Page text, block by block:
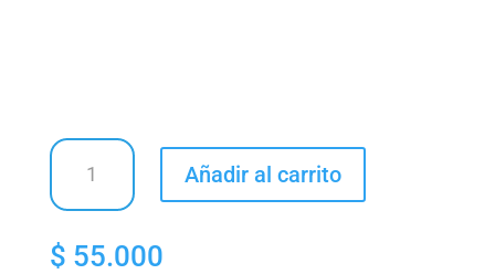
GEL
HIDRATANTE
PENKALOE
Añadir al carrito
$ 55.000